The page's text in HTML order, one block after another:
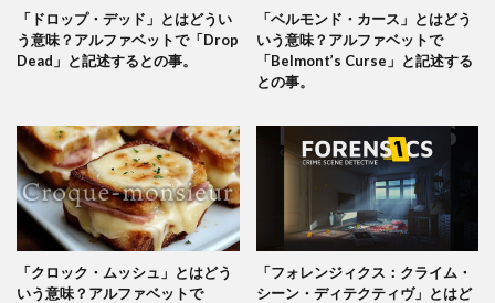
「ドロップ・デッド」とはどうい
う意味？アルファベットで「Drop
Dead」と記述するとの事。
「ベルモンド・カース」とはどう
いう意味？アルファベットで
「Belmont’s Curse」と記述する
との事。
「クロック・ムッシュ」とはどう
いう意味？アルファベットで
「フォレンジィクス：クライム・
シーン・ディテクティヴ」とはど